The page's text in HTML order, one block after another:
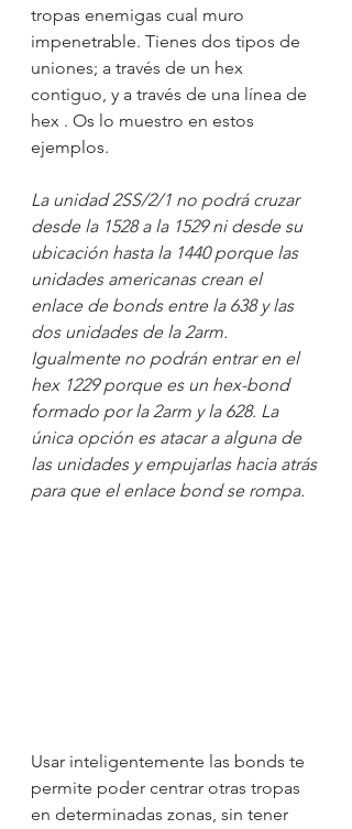
tropas enemigas cual muro
impenetrable. Tienes dos tipos de
uniones; a través de un hex
contiguo, y a través de una línea de
hex . Os lo muestro en estos
ejemplos.
La unidad 2SS/2/1 no podrá cruzar
desde la 1528 a la 1529 ni desde su
ubicación hasta la 1440 porque las
unidades americanas crean el
enlace de bonds entre la 638 y las
dos unidades de la 2arm.
Igualmente no podrán entrar en el
hex 1229 porque es un hex-bond
formado por la 2arm y la 628. La
única opción es atacar a alguna de
las unidades y empujarlas hacia atrás
para que el enlace bond se rompa.
Usar inteligentemente las bonds te
permite poder centrar otras tropas
en determinadas zonas, sin tener